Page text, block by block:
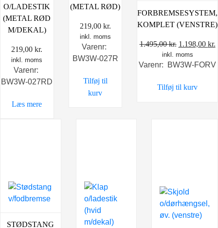
O/LADESTIK
(METAL RØD
M/DEKAL)
219,00kr.
inkl. moms
Varenr:
BW3W-027RD
Læs mere
(METAL RØD)
219,00 kr.
inkl. moms
Varenr:
BW3W-027R
Tilføj til
kurv
FORBREMSESYSTEM,
KOMPLET (VENSTRE)
1.495,00kr. Den
oprindelige
pris
1.495,00
1.198,00 kr.
inkl. moms
Varenr: BW3W-FORV
Tilføj til kurv
STØDSTANG